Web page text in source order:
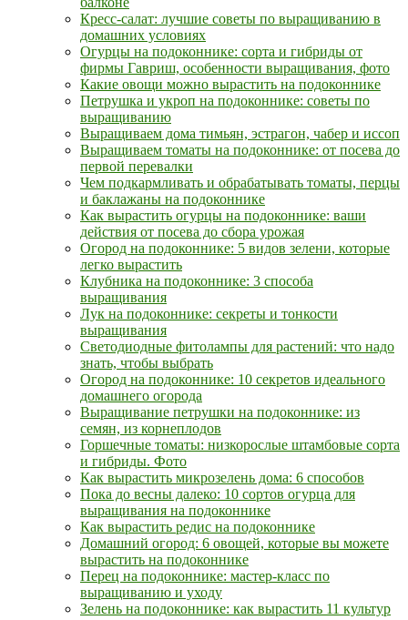
Кресс-салат: лучшие советы по выращиванию в
домашних условиях
Огурцы на подоконнике: сорта и гибриды от
фирмы Гавриш, особенности выращивания, фото
Какие овощи можно вырастить на подоконнике
Петрушка и укроп на подоконнике: советы по
выращиванию
Выращиваем дома тимьян, эстрагон, чабер и иссоп
Выращиваем томаты на подоконнике: от посева до
первой перевалки
Чем подкармливать и обрабатывать томаты, перцы
и баклажаны на подоконнике
Как вырастить огурцы на подоконнике: ваши
действия от посева до сбора урожая
Огород на подоконнике: 5 видов зелени, которые
легко вырастить
Клубника на подоконнике: 3 способа
выращивания
Лук на подоконнике: секреты и тонкости
выращивания
Светодиодные фитолампы для растений: что надо
знать, чтобы выбрать
Огород на подоконнике: 10 секретов идеального
домашнего огорода
Выращивание петрушки на подоконнике: из
семян, из корнеплодов
Горшечные томаты: низкорослые штамбовые сорта
и гибриды. Фото
Как вырастить микрозелень дома: 6 способов
Пока до весны далеко: 10 сортов огурца для
выращивания на подоконнике
Как вырастить редис на подоконнике
Домашний огород: 6 овощей, которые вы можете
вырастить на подоконнике
Перец на подоконнике: мастер-класс по
выращиванию и уходу
Зелень на подоконнике: как вырастить 11 культур